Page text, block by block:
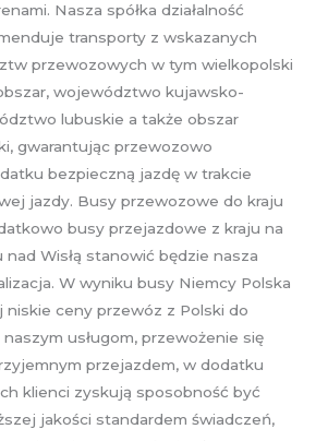
Nasza spółka działalność
transporty z wskazanych
przewozowych w tym wielkopolski
województwo kujawsko-
lubuskie a także obszar
gwarantując przewozowo
bezpieczną jazdę w trakcie
jazdy. Busy przewozowe do kraju
busy przejazdowe z kraju na
nad Wisłą stanowić będzie nasza
W wyniku busy Niemcy Polska
niskie ceny przewóz z Polski do
usługom, przewożenie się
przejazdem, w dodatku
klienci zyskują sposobność być
jakości standardem świadczeń,